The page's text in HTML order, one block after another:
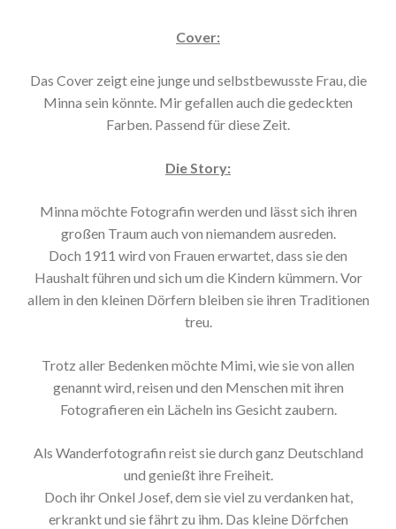
Cover:
Das Cover zeigt eine junge und selbstbewusste Frau, die
Minna sein könnte. Mir gefallen auch die gedeckten
Farben. Passend für diese Zeit.
Die Story:
Minna möchte Fotografin werden und lässt sich ihren
großen Traum auch von niemandem ausreden.
Doch 1911 wird von Frauen erwartet, dass sie den
Haushalt führen und sich um die Kindern kümmern. Vor
allem in den kleinen Dörfern bleiben sie ihren Traditionen
treu.
Trotz aller Bedenken möchte Mimi, wie sie von allen
genannt wird, reisen und den Menschen mit ihren
Fotografieren ein Lächeln ins Gesicht zaubern.
Als Wanderfotografin reist sie durch ganz Deutschland
und genießt ihre Freiheit.
Doch ihr Onkel Josef, dem sie viel zu verdanken hat,
erkrankt und sie fährt zu ihm. Das kleine Dörfchen